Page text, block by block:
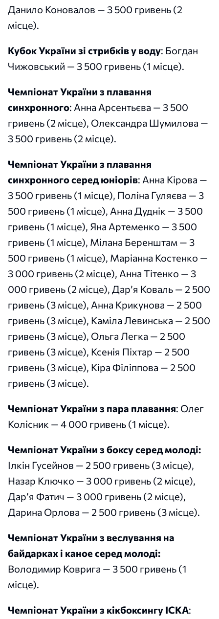
Данило Коновалов — 3 500 гривень (2
місце).
Кубок України зі стрибків у воду: Богдан
Чижовський — 3 500 гривень (1 місце).
Чемпіонат України з плавання
синхронного: Анна Арсентьєва — 3 500
гривень (2 місце), Олександра Шумилова —
3 500 гривень (2 місце).
Чемпіонат України з плавання
синхронного серед юніорів: Анна Кірова —
3 500 гривень (1 місце), Поліна Гуляєва — 3
500 гривень (1 місце), Анна Дуднік — 3 500
гривень (1 місце), Яна Артеменко — 3 500
гривень (1 місце), Мілана Беренштам — 3
500 гривень (1 місце), Маріанна Костенко —
3 000 гривень (2 місце), Анна Тітенко — 3
000 гривень (2 місце), Дар’я Коваль — 2 500
гривень (3 місце), Анна Крикунова — 2 500
гривень (3 місце), Каміла Левинська — 2 500
гривень (3 місце), Ольга Легка — 2 500
гривень (3 місце), Ксенія Піхтар — 2 500
гривень (3 місце), Кіра Філіппова — 2 500
гривень (3 місце).
Чемпіонат України з пара плавання: Олег
Колісник — 4 000 гривень (1 місце).
Чемпіонат України з боксу серед молоді:
Ілкін Гусейнов — 2 500 гривень (3 місце),
Назар Ключко — 3 000 гривень (2 місце),
Дар’я Фатич — 3 000 гривень (2 місце),
Дарина Орлова — 2 500 гривень (3 місце).
Чемпіонат України з веслування на
байдарках і каное серед молоді:
Володимир Коврига — 3 500 гривень (1
місце).
Чемпіонат України з кікбоксингу ІСКА: